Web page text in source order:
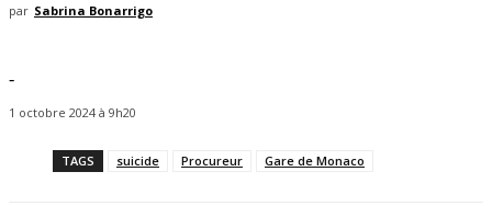
par Sabrina Bonarrigo
-
1 octobre 2024 à 9h20
TAGS suicide Procureur Gare de Monaco